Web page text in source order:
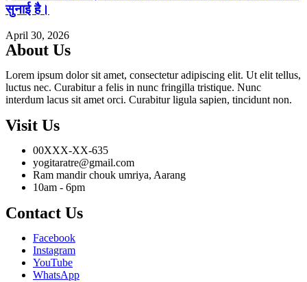
सुनाई है।
April 30, 2026
About Us
Lorem ipsum dolor sit amet, consectetur adipiscing elit. Ut elit tellus,
luctus nec. Curabitur a felis in nunc fringilla tristique. Nunc
interdum lacus sit amet orci. Curabitur ligula sapien, tincidunt non.
Visit Us
00XXX-XX-635
yogitaratre@gmail.com
Ram mandir chouk umriya, Aarang
10am - 6pm
Contact Us
Facebook
Instagram
YouTube
WhatsApp